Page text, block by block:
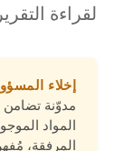
لقراءة
إخلاء
مدوّنة
المواد
المرفقة،